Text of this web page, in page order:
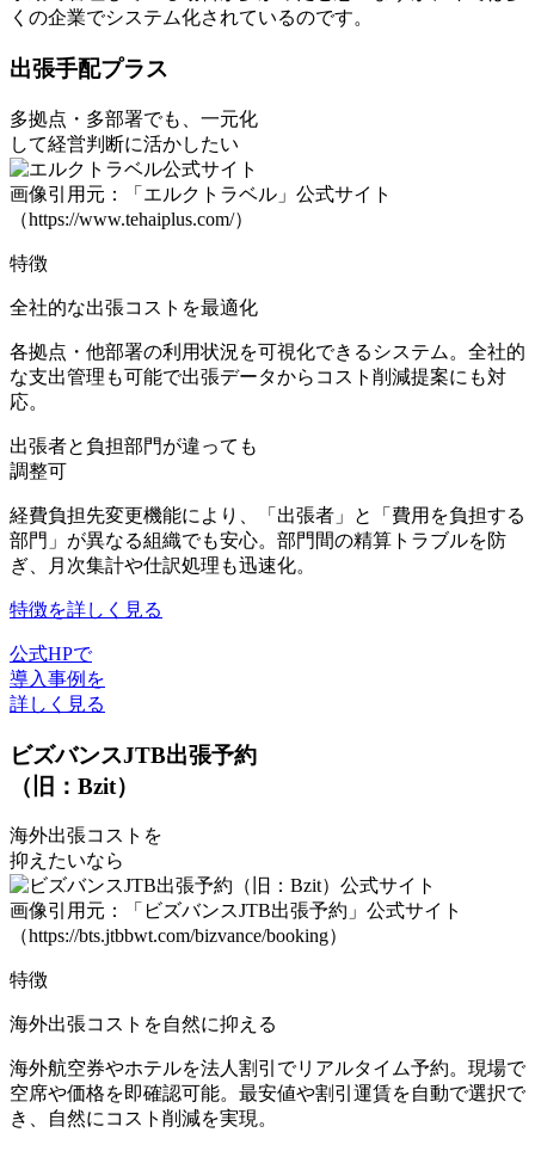
くの企業でシステム化されているのです。
出張⼿配プラス
多拠点・多部署でも、一元化
して経営判断に活かしたい
画像引用元：「エルクトラベル」公式サイト
（https://www.tehaiplus.com/）
特徴
全社的な出張コストを最適化
各拠点・他部署の利用状況を可視化できるシステム。全社的
な支出管理も可能で出張データからコスト削減提案にも対
応。
出張者と負担部門が違っても
調整可
経費負担先変更機能により、「出張者」と「費用を負担する
部門」が異なる組織でも安心。部門間の精算トラブルを防
ぎ、月次集計や仕訳処理も迅速化。
特徴を詳しく見る
公式HPで
導入事例を
詳しく見る
ビズバンスJTB出張予約
（旧：Bzit）
海外出張コストを
抑えたいなら
画像引用元：「ビズバンスJTB出張予約」公式サイト
（https://bts.jtbbwt.com/bizvance/booking）
特徴
海外出張コストを自然に抑える
海外航空券やホテルを法人割引でリアルタイム予約。現場で
空席や価格を即確認可能。最安値や割引運賃を自動で選択で
き、自然にコスト削減を実現。